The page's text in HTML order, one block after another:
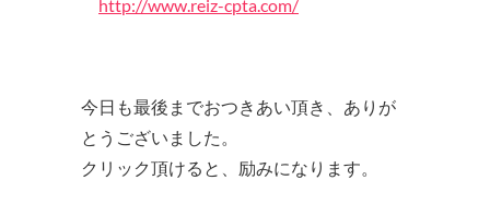
http://www.reiz-cpta.com/
今日も最後までおつきあい頂き、ありが
とうございました。
クリック頂けると、励みになります。